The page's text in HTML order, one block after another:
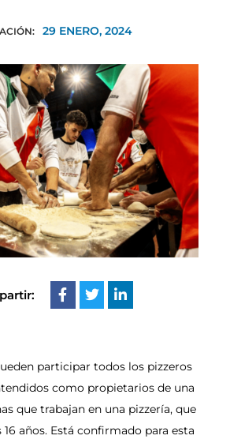
29 ENERO, 2024
participar todos los pizzeros
como propietarios de una
que trabajan en una pizzería, que
años. Está confirmado para esta